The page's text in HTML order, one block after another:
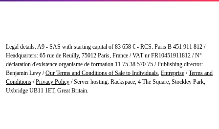
Legal details: A9 - SAS with starting capital of 83 658 € - RCS: Paris B 451 911 812 /
Headquarters: 65 rue de Reuilly, 75012 Paris, France / VAT nr FR10451911812 / N°
déclaration d'existence organisme de formation 11 75 38 570 75 / Publishing director:
Benjamin Levy /Our Terms and Conditions of Sale to Individuals, Entreprise /Terms and
Conditions /Privacy Policy / Server hosting: Rackspace, 4 The Square, Stockley Park,
Uxbridge UB11 1ET, Great Britain.